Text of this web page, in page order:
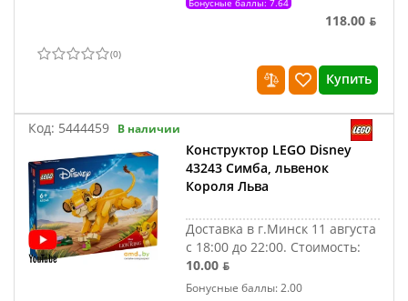
Бонусные баллы: 7.64
118.00 ƃ
(0)
Купить
Код: 5444459 В наличии
Конструктор LEGO Disney
43243 Симба, львенок
Короля Льва
Доставка в г.Минск 11 августа
с 18:00 до 22:00. Стоимость:
10.00 ƃ
Бонусные баллы: 2.00